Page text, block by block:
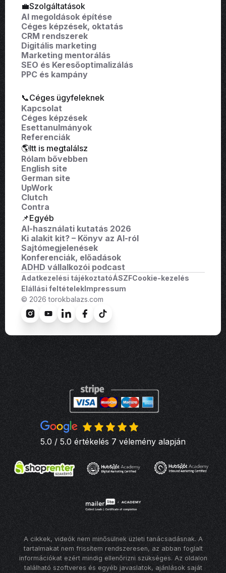
💼Szolgáltatások
AI megoldások építése
Céges képzések, oktatás
CRM rendszerek
Digitális marketing
Marketing mentorálás
SEO és Keresőoptimalizálás
PPC és kampány
📞Céges ügyfeleknek
Kapcsolat
Céges képzések
Esettanulmányok
Referenciák
🌎Itt is megtalálsz
Rólam bővebben
English site
German site
UpWork
Clutch
Contra
📌Egyéb
AI-használati kutatás 2026
Ki alakit kit? – Könyv az AI-ról
Sajtómegjelenések
Konferenciák, előadások
ADHD vállalkozói podcast
Adatkezelési tájékoztatóÁSZFCookie-kezelés
Elállási feltételekImpressum
© 2026 torokbalazs.com
5.0 / 5.0 értékelés 7 vélemény alapján
A cikkek, videók nem minősülnek üzleti tanácsadásnak. A
tartalmakat nem frissítem rendszeresen, az abban foglalt
információkat ezért mindig ellenőrizni szükséges. Az oldalon
található szoftveres és egyéb javaslatok, ajánlások saját